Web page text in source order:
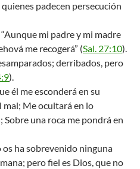
padecen persecución
mi padre y mi madre
me recogerá” (Sal. 27:10).
derribados, pero
).
él me esconderá en su
mal; Me ocultará en lo
Sobre una roca me pondrá en
os ha sobrevenido ninguna
pero fiel es Dios, que no